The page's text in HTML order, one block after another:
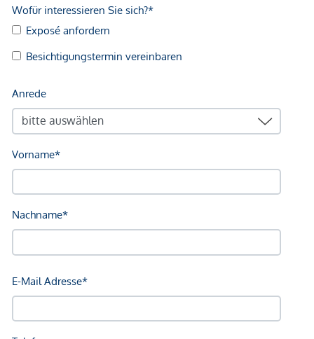
fühlen und erleben kann.
NEBENKOSTEN
Der guten Ordnung halber halten wir fest, dass, sofern im
Abschlussfall eine Provision anfällt, die den in der
Immobilienmaklerverordnung BGBI. 262 und 297/1996
festgelegten Sätzen entspricht – das sind 3 % des
Naheverhältnis zum Verkäufer. Wir weisen darauf hin, dass
wir als Doppelmakler tätig sind. Die Vertragserrichtung und
Treuhandabwicklung ist gebunden an ARNOLD
Rechtsanwälte GmbH, Stoß im Himmel 1, 1010 Wien. Die
sowie Barauslagen und Beglaubigung.